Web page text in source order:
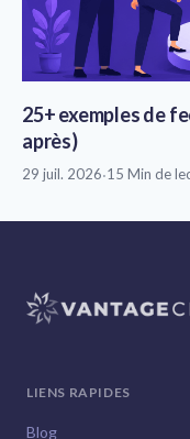
25+ exemples de
après)
29 juil. 2026·15 Min de
LIENS RAPIDES
Blog